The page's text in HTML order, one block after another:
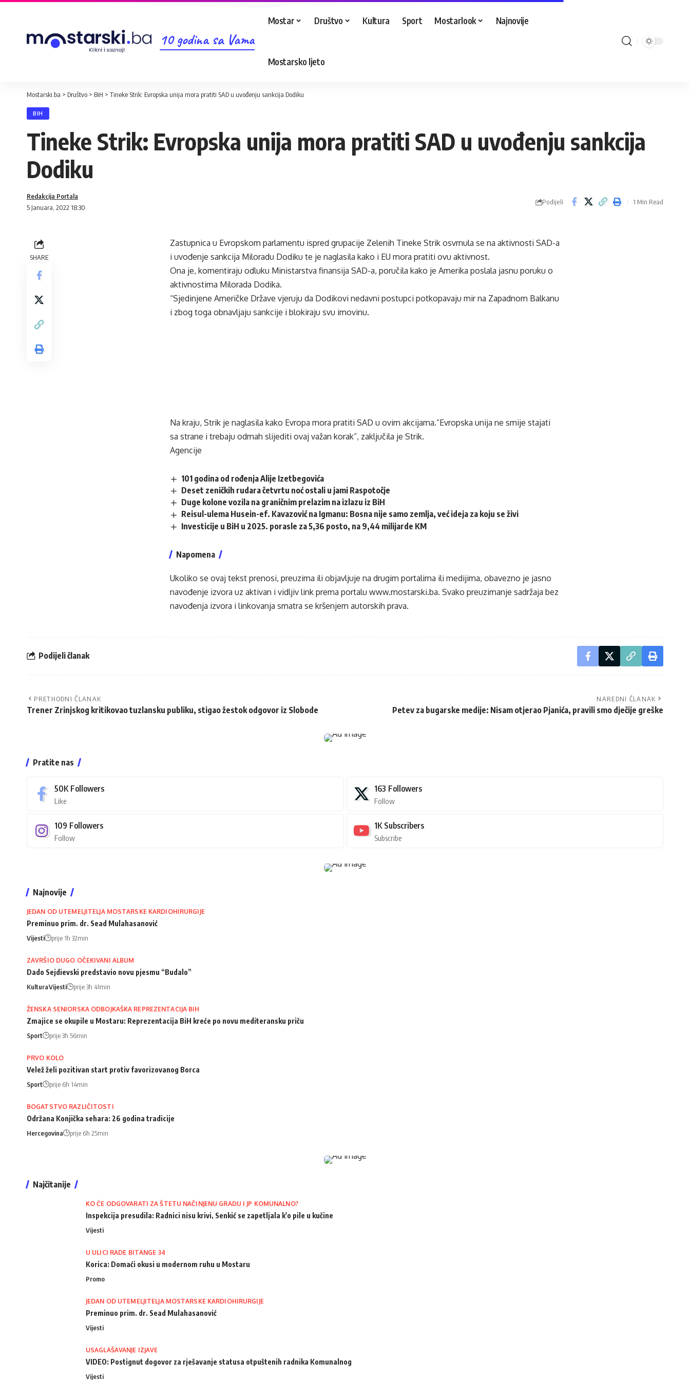
10 godina sa Vama
Mostar Društvo Kultura Sport Mostarlook Najnovije
Mostarsko ljeto
Mostarski.ba > Društvo > BiH > Tineke Strik: Evropska unija mora pratiti SAD u uvođenju sankcija Dodiku
BIH
Tineke Strik: Evropska unija mora pratiti SAD u uvođenju sankcija
Dodiku
5 Januara, 2022 18:30
Redakcija Portala
Podijeli 1 Min Read
SHARE
Zastupnica u Evropskom parlamentu ispred grupacije Zelenih Tineke Strik osvrnula se na aktivnosti SAD-a
i uvođenje sankcija Miloradu Dodiku te je naglasila kako i EU mora pratiti ovu aktivnost.
Ona je, komentiraju odluku Ministarstva finansija SAD-a, poručila kako je Amerika poslala jasnu poruku o
aktivnostima Milorada Dodika.
“Sjedinjene Američke Države vjeruju da Dodikovi nedavni postupci potkopavaju mir na Zapadnom Balkanu
i zbog toga obnavljaju sankcije i blokiraju svu imovinu.
Na kraju, Strik je naglasila kako Evropa mora pratiti SAD u ovim akcijama.”Evropska unija ne smije stajati
sa strane i trebaju odmah slijediti ovaj važan korak”, zaključila je Strik.
Agencije
101 godina od rođenja Alije Izetbegovića
Deset zeničkih rudara četvrtu noć ostali u jami Raspotočje
Duge kolone vozila na graničnim prelazim na izlazu iz BiH
Reisul-ulema Husein-ef. Kavazović na Igmanu: Bosna nije samo zemlja, već ideja za koju se živi
Investicije u BiH u 2025. porasle za 5,36 posto, na 9,44 milijarde KM
Napomena
Ukoliko se ovaj tekst prenosi, preuzima ili objavljuje na drugim portalima ili medijima, obavezno je jasno
navođenje izvora uz aktivan i vidljiv link prema portalu www.mostarski.ba. Svako preuzimanje sadržaja bez
navođenja izvora i linkovanja smatra se kršenjem autorskih prava.
Podijeli članak
PRETHODNI ČLANAK
Trener Zrinjskog kritikovao tuzlansku publiku, stigao žestok odgovor iz Slobode
NAREDNI ČLANAK
Petev za bugarske medije: Nisam otjerao Pjanića, pravili smo dječije greške
Pratite nas
50K Followers
Like
163 Followers
Follow
109 Followers
Follow
1K Subscribers
Subscribe
Najnovije
JEDAN OD UTEMELJITELJA MOSTARSKE KARDIOHIRURGIJE
Preminuo prim. dr. Sead Mulahasanović
Vijesti prije 1h 32min
ZAVRŠIO DUGO OČEKIVANI ALBUM
Dado Sejdievski predstavio novu pjesmu “Budalo”
KulturaVijesti prije 3h 41min
ŽENSKA SENIORSKA ODBOJKAŠKA REPREZENTACIJA BIH
Zmajice se okupile u Mostaru: Reprezentacija BiH kreće po novu mediteransku priču
Sport prije 3h 56min
PRVO KOLO
Velež želi pozitivan start protiv favorizovanog Borca
Sport prije 6h 14min
BOGATSTVO RAZLIČITOSTI
Održana Konjička sehara: 26 godina tradicije
Hercegovina prije 6h 25min
Najčitanije
KO ĆE ODGOVARATI ZA ŠTETU NAČINJENU GRADU I JP KOMUNALNO?
Inspekcija presudila: Radnici nisu krivi, Senkić se zapetljala k'o pile u kučine
Vijesti
U ULICI RADE BITANGE 34
Korica: Domaći okusi u modernom ruhu u Mostaru
Promo
JEDAN OD UTEMELJITELJA MOSTARSKE KARDIOHIRURGIJE
Preminuo prim. dr. Sead Mulahasanović
Vijesti
USAGLAŠAVANJE IZJAVE
VIDEO: Postignut dogovor za rješavanje statusa otpuštenih radnika Komunalnog
Vijesti